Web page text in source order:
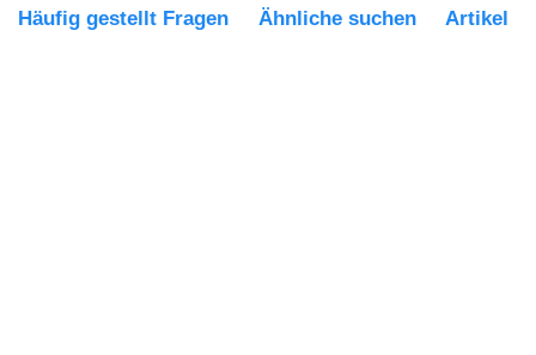
Häufig gestellt Fragen Ähnliche suchen Artikel